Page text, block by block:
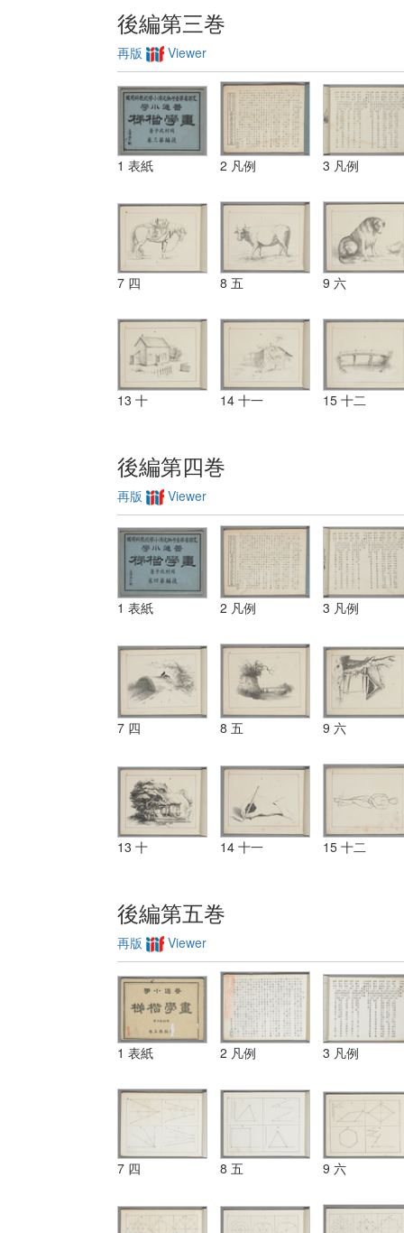
後編第三巻
再版 Viewer
1 表紙 2 凡例 3 凡例
7 四 8 五 9 六
13 十 14 十一 15 十二
後編第四巻
再版 Viewer
1 表紙 2 凡例 3 凡例
7 四 8 五 9 六
13 十 14 十一 15 十二
後編第五巻
再版 Viewer
1 表紙 2 凡例 3 凡例
7 四 8 五 9 六